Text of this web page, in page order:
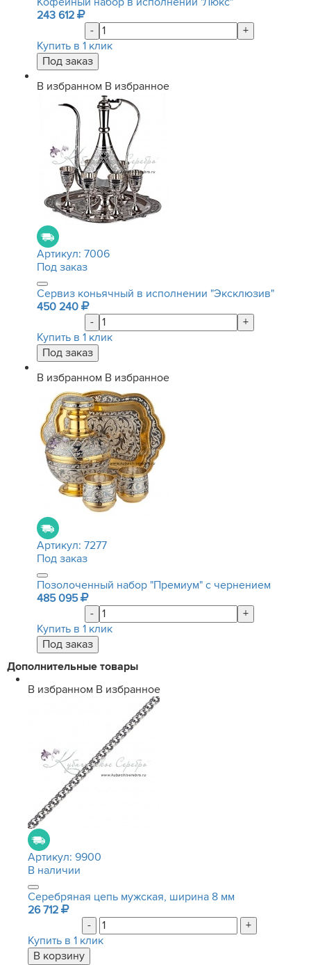
243 612
-
+
Купить в 1 клик
В избранном В избранное
Артикул: 7006
Под заказ
Сервиз коньячный в исполнении "Эксклюзив"
450 240
-
+
Купить в 1 клик
В избранном В избранное
Артикул: 7277
Под заказ
Позолоченный набор "Премиум" с чернением
485 095
-
+
Купить в 1 клик
Дополнительные товары
В избранном В избранное
Артикул: 9900
В наличии
Серебряная цепь мужская, ширина 8 мм
26 712
-
+
Купить в 1 клик